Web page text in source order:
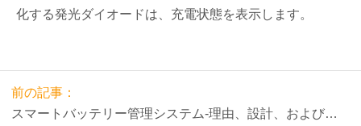
化する発光ダイオードは、充電状態を表示します。
前の記事：
スマートバッテリー管理システム-理由、設計、および要